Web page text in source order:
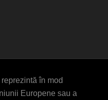
în mod
Europene sau a